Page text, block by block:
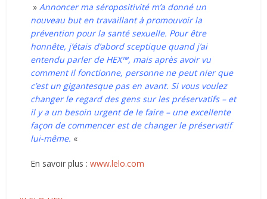
» Annoncer ma séropositivité m’a donné un
nouveau but en travaillant à promouvoir la
prévention pour la santé sexuelle. Pour être
honnête, j’étais d’abord sceptique quand j’ai
entendu parler de HEX™, mais après avoir vu
comment il fonctionne, personne ne peut nier que
c’est un gigantesque pas en avant. Si vous voulez
changer le regard des gens sur les préservatifs – et
il y a un besoin urgent de le faire – une excellente
façon de commencer est de changer le préservatif
lui-même. «
En savoir plus :www.lelo.com